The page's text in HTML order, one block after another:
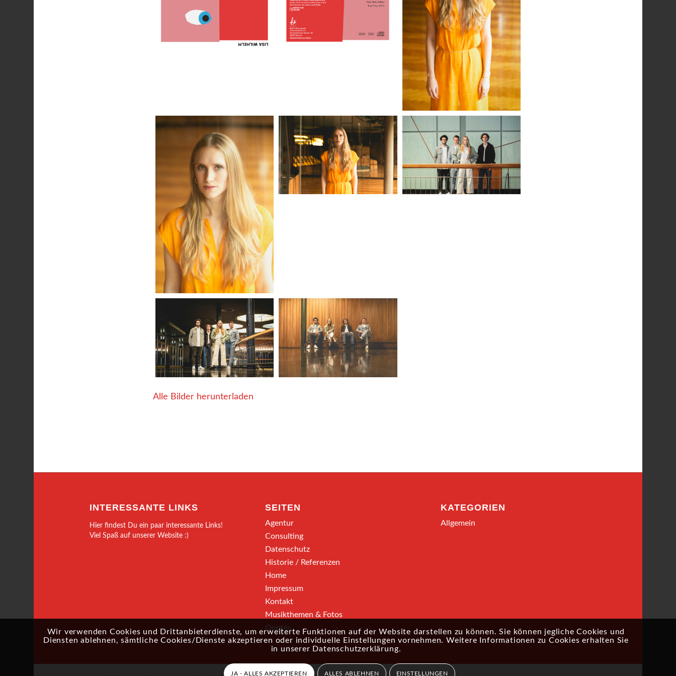
Alle Bilder herunterladen
INTERESSANTE LINKS
Hier findest Du ein paar interessante Links!
Viel Spaß auf unserer Website :)
SEITEN
Agentur
Consulting
Datenschutz
Historie / Referenzen
Home
Impressum
Kontakt
Musikthemen & Fotos
Quotes
KATEGORIEN
Allgemein
Wir verwenden Cookies und Drittanbieterdienste, um erweiterte Funktionen auf der Website darstellen zu können. Sie können jegliche Cookies und
Diensten ablehnen, sämtliche Cookies/Dienste akzeptieren oder individuelle Einstellungen vornehmen. Weitere Informationen zu Cookies erhalten Sie
in unserer Datenschutzerklärung.
JA - ALLES AKZEPTIEREN ALLES ABLEHNEN EINSTELLUNGEN